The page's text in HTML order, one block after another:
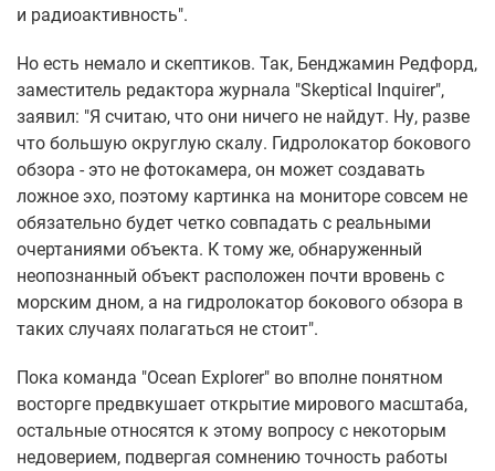
и радиоактивность".
Но есть немало и скептиков. Так, Бенджамин Редфорд,
заместитель редактора журнала "Skeptical Inquirer",
заявил: "Я считаю, что они ничего не найдут. Ну, разве
что большую округлую скалу. Гидролокатор бокового
обзора - это не фотокамера, он может создавать
ложное эхо, поэтому картинка на мониторе совсем не
обязательно будет четко совпадать с реальными
очертаниями объекта. К тому же, обнаруженный
неопознанный объект расположен почти вровень с
морским дном, а на гидролокатор бокового обзора в
таких случаях полагаться не стоит".
Пока команда "Ocean Explorer" во вполне понятном
восторге предвкушает открытие мирового масштаба,
остальные относятся к этому вопросу с некоторым
недоверием, подвергая сомнению точность работы